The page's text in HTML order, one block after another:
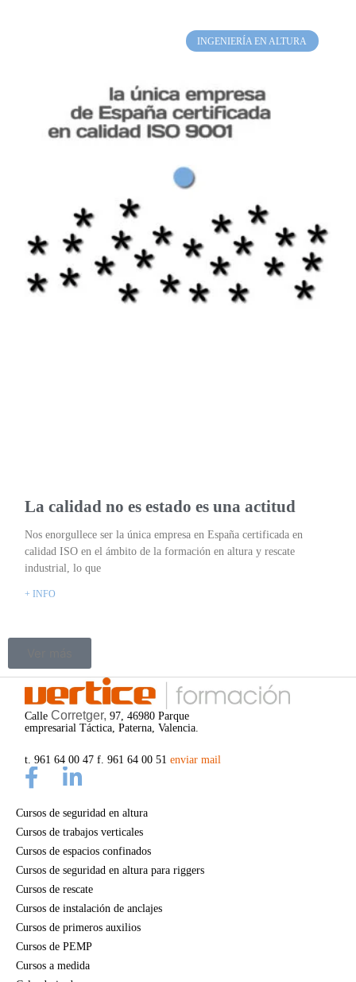
INGENIERÍA EN ALTURA
La calidad no es estado es una actitud
Nos enorgullece ser la única empresa en España certificada en
calidad ISO en el ámbito de la formación en altura y rescate
industrial, lo que
+ INFO
CalleCorretger, 97, 46980 Parque
empresarial Táctica, Paterna, Valencia.
t. 961 64 00 47 f. 961 64 00 51enviar mail
Cursos de seguridad en altura
Cursos de trabajos verticales
Cursos de espacios confinados
Cursos de seguridad en altura para riggers
Cursos de rescate
Cursos de instalación de anclajes
Cursos de primeros auxilios
Cursos de PEMP
Cursos a medida